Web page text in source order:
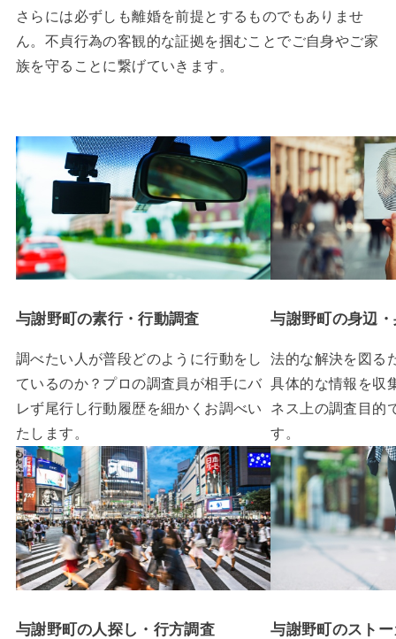
さらには必ずしも離婚を前提とするものでもありませ
ん。不貞行為の客観的な証拠を掴むことでご自身やご家
族を守ることに繋げていきます。
与謝野町の素行・行動調査
調べたい人が普段どのように行動をし
ているのか？プロの調査員が相手にバ
レず尾行し行動履歴を細かくお調べい
たします。
与謝野町の身辺
法的な解決を図る
具体的な情報を収
ネス上の調査目的
す。
与謝野町の人探し・行方調査 与謝野町のスト